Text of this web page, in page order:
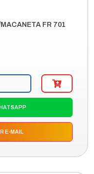
FR 701
E-MAIL